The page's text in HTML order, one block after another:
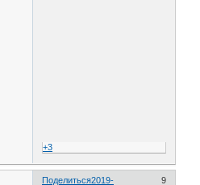
+3
Поделиться 9
2019-